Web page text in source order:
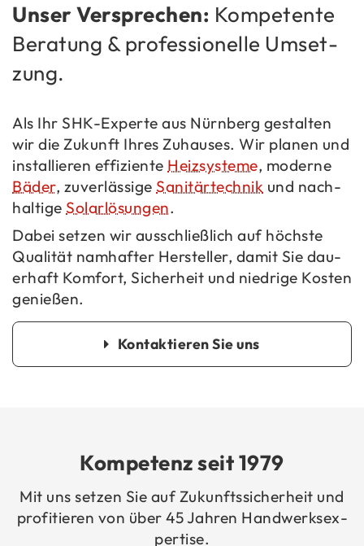
Unser Ver­spre­chen: Kom­pe­ten­te
Be­ra­tung & pro­fes­sio­nel­le Um­set­
zung.
Als Ihr SHK-​Experte aus Nürn­berg ge­stal­ten
wir die Zu­kunft Ihres Zu­hau­ses. Wir pla­nen und
in­stal­lie­ren ef­fi­zi­en­te Heiz­sys­te­me, mo­der­ne
Bäder, zu­ver­läs­si­ge Sa­ni­tär­tech­nik und nach­
hal­ti­ge So­lar­lö­sun­gen.
Dabei set­zen wir aus­schließ­lich auf höchs­te
Qua­li­tät nam­haf­ter Her­stel­ler, damit Sie dau­
er­haft Kom­fort, Si­cher­heit und nied­ri­ge Kos­ten
ge­nie­ßen.
Kon­tak­tie­ren Sie uns
Kom­pe­tenz seit 1979
Mit uns set­zen Sie auf Zu­kunfts­si­cher­heit und
pro­fi­tie­ren von über 45 Jah­ren Hand­werks­ex­
per­ti­se.